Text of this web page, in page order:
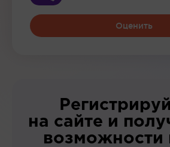
Оценить
на сайте и
возможности